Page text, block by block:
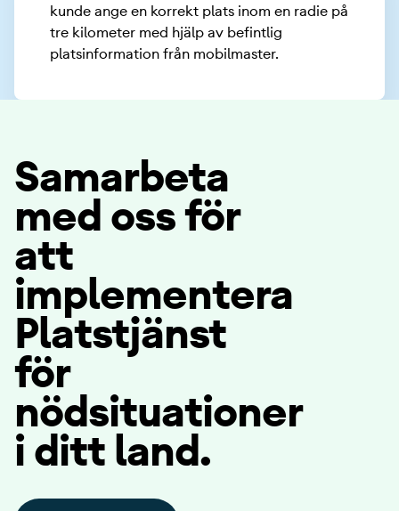
kunde ange en korrekt plats inom en radie på
tre kilometer med hjälp av befintlig
platsinformation från mobilmaster.
Samarbeta
med oss för
att
implementera
Platstjänst
för
nödsituationer
i ditt land.